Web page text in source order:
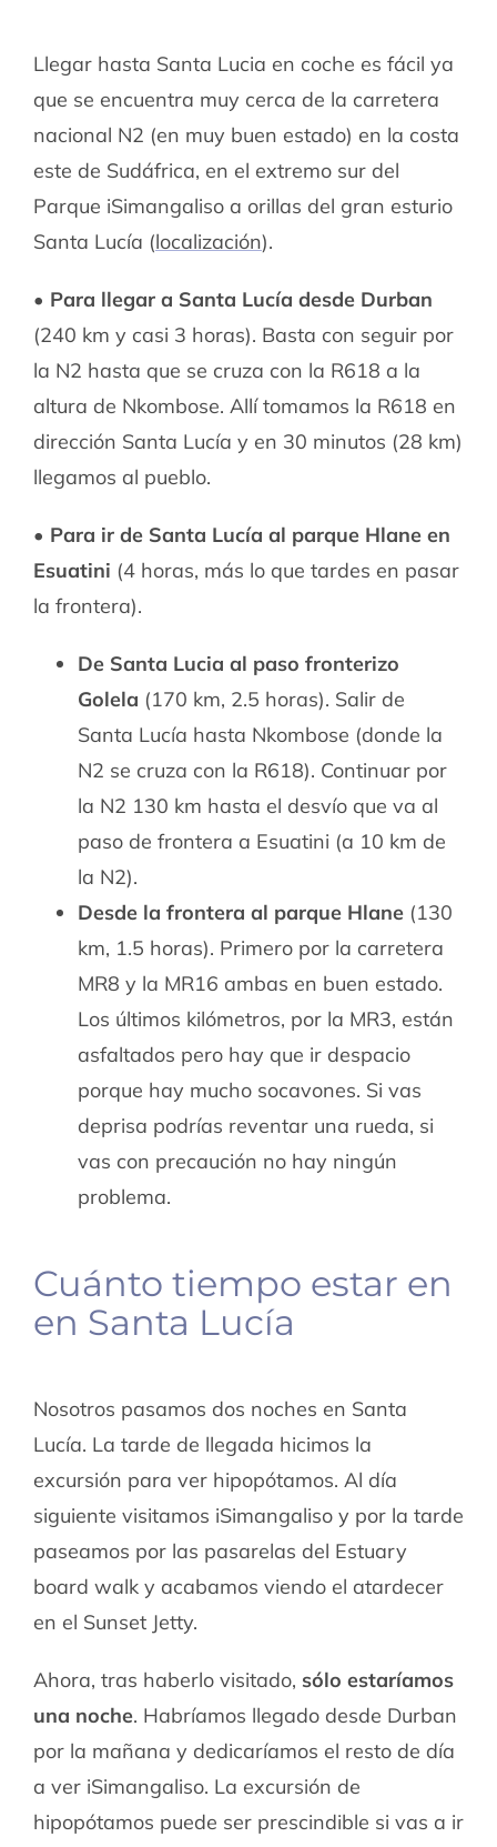
Llegar hasta Santa Lucia en coche es fácil ya
que se encuentra muy cerca de la carretera
nacional N2 (en muy buen estado) en la costa
este de Sudáfrica, en el extremo sur del
Parque iSimangaliso a orillas del gran esturio
Santa Lucía (localización).
• Para llegar a Santa Lucía desde Durban
(240 km y casi 3 horas). Basta con seguir por
la N2 hasta que se cruza con la R618 a la
altura de Nkombose. Allí tomamos la R618 en
dirección Santa Lucía y en 30 minutos (28 km)
llegamos al pueblo.
• Para ir de Santa Lucía al parque Hlane en
Esuatini (4 horas, más lo que tardes en pasar
la frontera).
De Santa Lucia al paso fronterizo
Golela (170 km, 2.5 horas). Salir de
Santa Lucía hasta Nkombose (donde la
N2 se cruza con la R618). Continuar por
la N2 130 km hasta el desvío que va al
paso de frontera a Esuatini (a 10 km de
la N2).
Desde la frontera al parque Hlane(130
km, 1.5 horas). Primero por la carretera
MR8 y la MR16 ambas en buen estado.
Los últimos kilómetros, por la MR3, están
asfaltados pero hay que ir despacio
porque hay mucho socavones. Si vas
deprisa podrías reventar una rueda, si
vas con precaución no hay ningún
problema.
Cuánto tiempo estar en
en Santa Lucía
Nosotros pasamos dos noches en Santa
Lucía. La tarde de llegada hicimos la
excursión para ver hipopótamos. Al día
siguiente visitamos iSimangaliso y por la tarde
paseamos por las pasarelas del Estuary
board walk y acabamos viendo el atardecer
en el Sunset Jetty.
Ahora, tras haberlo visitado, sólo estaríamos
una noche. Habríamos llegado desde Durban
por la mañana y dedicaríamos el resto de día
a ver iSimangaliso. La excursión de
hipopótamos puede ser prescindible si vas a ir